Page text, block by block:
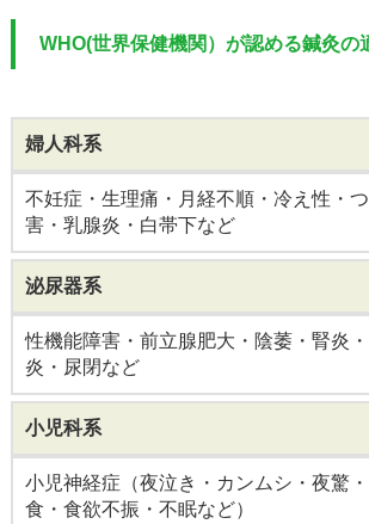
WHO(世界保健機関）が認める鍼灸の
婦人科系
不妊症・生理痛・月経不順・冷え性・
害・乳腺炎・白帯下など
泌尿器系
性機能障害・前立腺肥大・陰萎・腎炎
炎・尿閉など
小児科系
小児神経症（夜泣き・カンムシ・夜驚
食・食欲不振・不眠など）